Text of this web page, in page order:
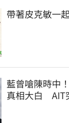
帶著皮克敏一
藍曾嗆陳時中
真相大白 AIT